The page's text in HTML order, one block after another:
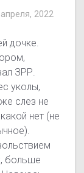
2022
дочке.
ЗРР.
уколы,
слез не
нет (не
больше